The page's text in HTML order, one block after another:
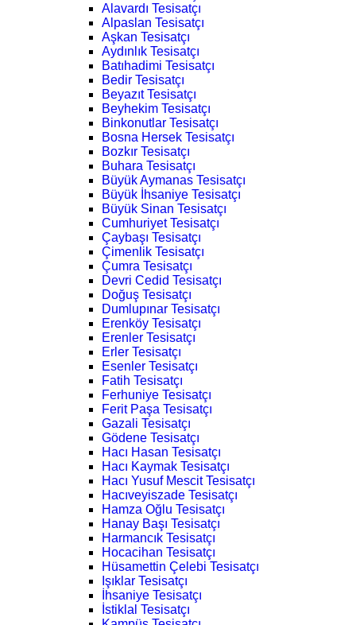
Alavardı Tesisatçı
Alpaslan Tesisatçı
Aşkan Tesisatçı
Aydınlık Tesisatçı
Batıhadimi Tesisatçı
Bedir Tesisatçı
Beyazıt Tesisatçı
Beyhekim Tesisatçı
Binkonutlar Tesisatçı
Bosna Hersek Tesisatçı
Bozkır Tesisatçı
Buhara Tesisatçı
Büyük Aymanas Tesisatçı
Büyük İhsaniye Tesisatçı
Büyük Sinan Tesisatçı
Cumhuriyet Tesisatçı
Çaybaşı Tesisatçı
Çimenlik Tesisatçı
Çumra Tesisatçı
Devri Cedid Tesisatçı
Doğuş Tesisatçı
Dumlupınar Tesisatçı
Erenköy Tesisatçı
Erenler Tesisatçı
Erler Tesisatçı
Esenler Tesisatçı
Fatih Tesisatçı
Ferhuniye Tesisatçı
Ferit Paşa Tesisatçı
Gazali Tesisatçı
Gödene Tesisatçı
Hacı Hasan Tesisatçı
Hacı Kaymak Tesisatçı
Hacı Yusuf Mescit Tesisatçı
Hacıveyiszade Tesisatçı
Hamza Oğlu Tesisatçı
Hanay Başı Tesisatçı
Harmancık Tesisatçı
Hocacihan Tesisatçı
Hüsamettin Çelebi Tesisatçı
Işıklar Tesisatçı
İhsaniye Tesisatçı
İstiklal Tesisatçı